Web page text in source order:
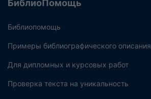
БиблиоПомощь
Библиопомощь
Примеры библиографического описания
Для дипломных и курсовых работ
Проверка текста на уникальность